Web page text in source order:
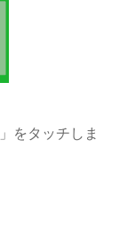
をタッチしま